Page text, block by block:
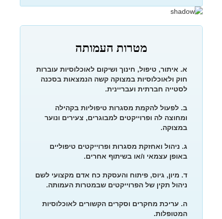
מטרות העמותה
א. איתור, טיפול, חינוך ושיקום לאוכלוסיות עוברות
חוק ולאוכלוסיות במצוקה קשה הנמצאות בסכנה
לסטייה חברתית ועבריינית.
ב. לפעול להקמת מסגרות טיפוליות בקהילה
ומחוצה לה ופרוייקטים למבוגרים, צעירים ונוער
במצוקה.
ג. ניהול ואחזקת מסגרות ופרוייקטים טיפוליים
באופן עצמאי ו/או בשיתוף אחרים.
ד. מיון, גיוס, פיתוח והעסקת כח אדם מקצועי לשם
ניהול תקין של הפרוייקטים שבמטרות העמותה.
ה. עריכת מחקרים וסקרים הקשורים לאוכלוסיות
המטופלות.